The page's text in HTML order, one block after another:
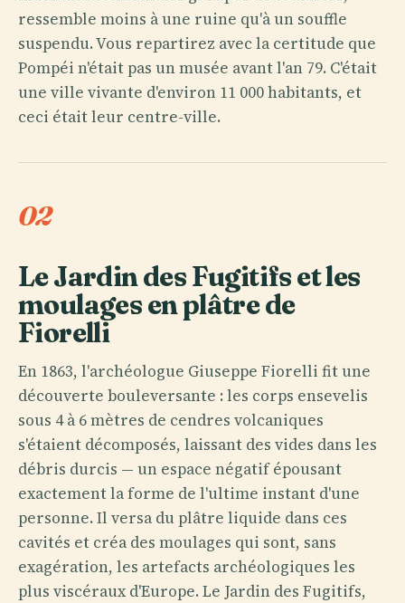
ressemble moins à une ruine qu'à un souffle
suspendu. Vous repartirez avec la certitude que
Pompéi n'était pas un musée avant l'an 79. C'était
une ville vivante d'environ 11 000 habitants, et
ceci était leur centre-ville.
02
Le Jardin des Fugitifs et les
moulages en plâtre de
Fiorelli
En 1863, l'archéologue Giuseppe Fiorelli fit une
découverte bouleversante : les corps ensevelis
sous 4 à 6 mètres de cendres volcaniques
s'étaient décomposés, laissant des vides dans les
débris durcis — un espace négatif épousant
exactement la forme de l'ultime instant d'une
personne. Il versa du plâtre liquide dans ces
cavités et créa des moulages qui sont, sans
exagération, les artefacts archéologiques les
plus viscéraux d'Europe. Le Jardin des Fugitifs,